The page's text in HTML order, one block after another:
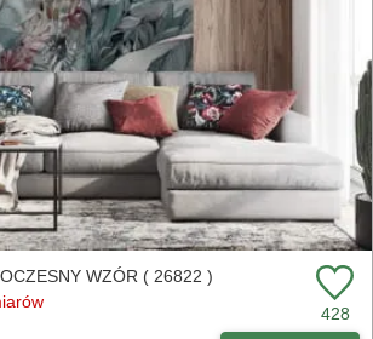
WZÓR ( 26822 )
428